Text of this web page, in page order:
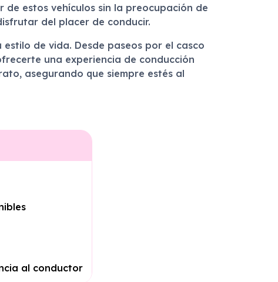
estos vehículos sin la preocupación de
del placer de conducir.
de vida. Desde paseos por el casco
una experiencia de conducción
asegurando que siempre estés al
al conductor